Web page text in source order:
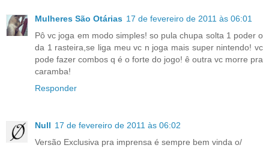
Mulheres São Otárias 17 de fevereiro de 2011 às 06:01
Pô vc joga em modo simples! so pula chupa solta 1 poder o
da 1 rasteira,se liga meu vc n joga mais super nintendo! vc
pode fazer combos q é o forte do jogo! ê outra vc morre pra
caramba!
Responder
Null 17 de fevereiro de 2011 às 06:02
Versão Exclusiva pra imprensa é sempre bem vinda o/